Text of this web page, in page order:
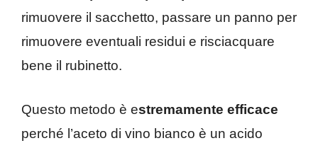
rimuovere il sacchetto, passare un panno per
rimuovere eventuali residui e risciacquare
bene il rubinetto.
Questo metodo è estremamente efficace
perché l’aceto di vino bianco è un acido